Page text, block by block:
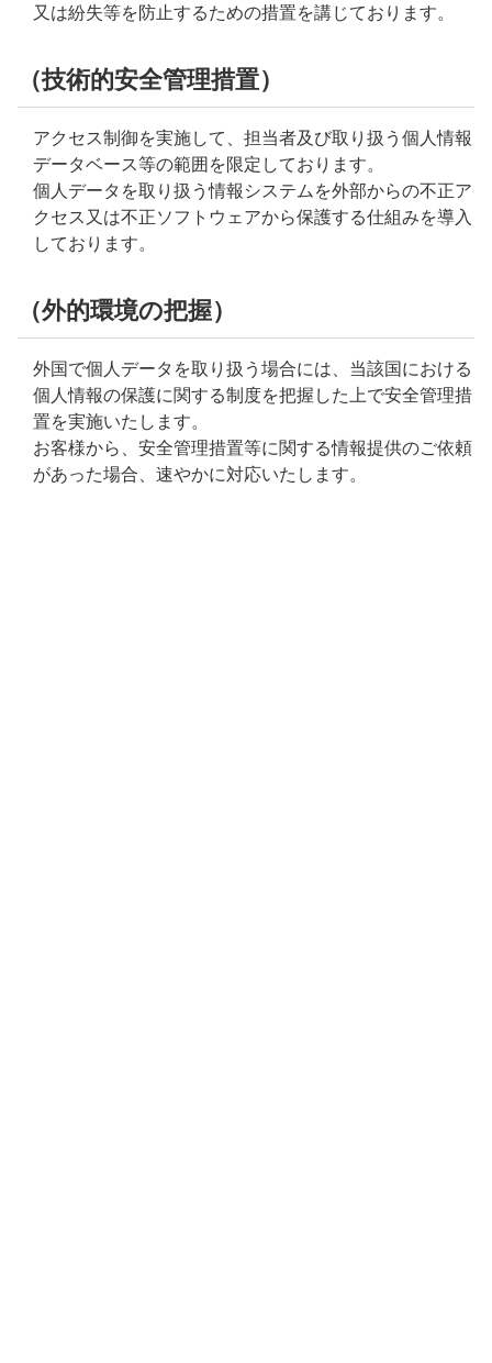
又は紛失等を防止するための措置を講じております。
（技術的安全管理措置）
アクセス制御を実施して、担当者及び取り扱う個人情報
データベース等の範囲を限定しております。
個人データを取り扱う情報システムを外部からの不正ア
クセス又は不正ソフトウェアから保護する仕組みを導入
しております。
（外的環境の把握）
外国で個人データを取り扱う場合には、当該国における
個人情報の保護に関する制度を把握した上で安全管理措
置を実施いたします。
お客様から、安全管理措置等に関する情報提供のご依頼
があった場合、速やかに対応いたします。